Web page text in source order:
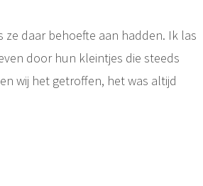
daar behoefte aan hadden. Ik las
door hun kleintjes die steeds
wij het getroffen, het was altijd